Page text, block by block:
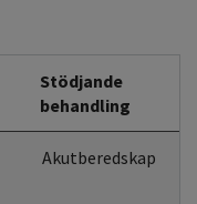
Stödjande
behandling
Akutberedskap